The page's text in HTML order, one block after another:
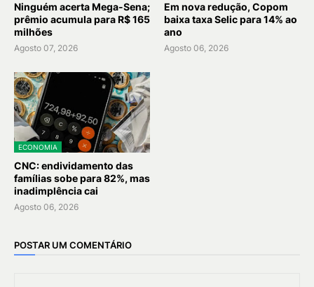
Ninguém acerta Mega-Sena;
prêmio acumula para R$ 165
milhões
Agosto 07, 2026
Em nova redução, Copom
baixa taxa Selic para 14% ao
ano
Agosto 06, 2026
ECONOMIA
CNC: endividamento das
famílias sobe para 82%, mas
inadimplência cai
Agosto 06, 2026
POSTAR UM COMENTÁRIO